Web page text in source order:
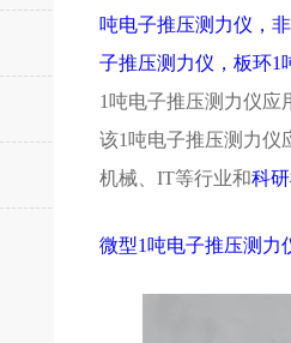
吨电子推压测力仪，
子推压测力仪，板环1
1吨电子推压测力仪应
该1吨电子推压测力仪
机械、IT等行业和科
微型1吨电子推压测力